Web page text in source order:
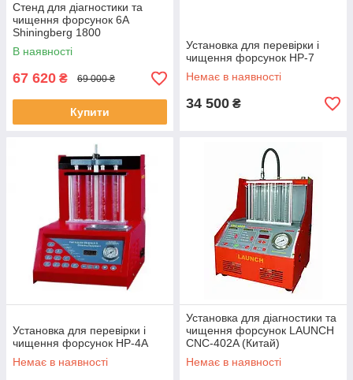
Стенд для діагностики та
чищення форсунок 6А
Shiningberg 1800
В наявності
67 620 ₴ 69 000 ₴
Купити
Установка для перевірки і
чищення форсунок HP-7
Немає в наявності
34 500 ₴
Установка для перевірки і
чищення форсунок HP-4A
Немає в наявності
Установка для діагностики та
чищення форсунок LAUNCH
CNC-402A (Китай)
Немає в наявності